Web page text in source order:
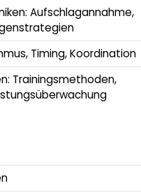
Aufschlagannahme,
Timing, Koordination
Trainingsmethoden,